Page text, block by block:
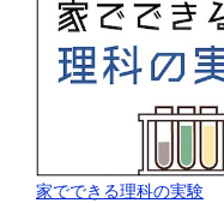
家でできる理科の実験